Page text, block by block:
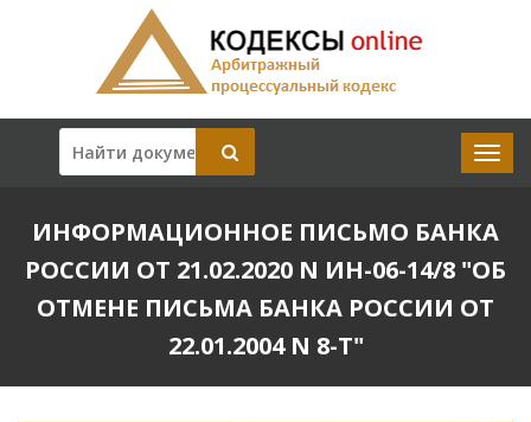
ИНФОРМАЦИОННОЕ ПИСЬМО БАНКА
РОССИИ ОТ 21.02.2020 N ИН-06-14/8 "ОБ
ОТМЕНЕ ПИСЬМА БАНКА РОССИИ ОТ
22.01.2004 N 8-Т"